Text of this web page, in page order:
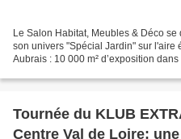
Le Salon Habitat, Meubles & Déco
son univers "Spécial Jardin" sur l'aire
Aubrais : 10 000 m² d’exposition
Tournée du KLUB
Centre Val de Loire: